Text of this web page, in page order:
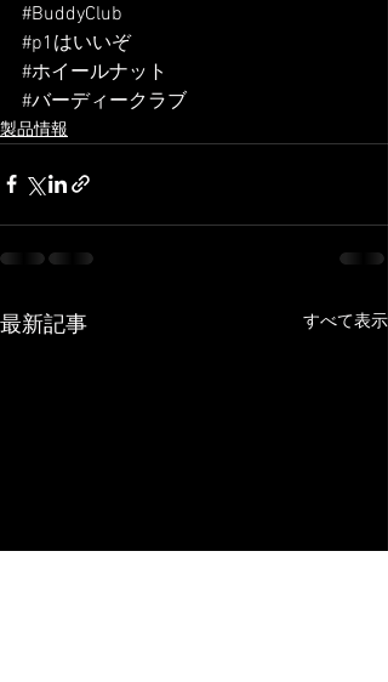
#BuddyClub
#p1はいいぞ
#ホイールナット
#バーディークラブ
製品情報
最新記事 すべて表示